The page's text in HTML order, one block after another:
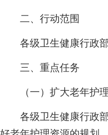
二、行动范围
各级卫生健康行政部
三、重点任务
（一）扩大老年护
各级卫生健康行政部